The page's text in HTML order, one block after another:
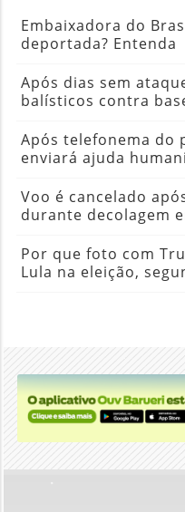
Embaixadora do
deportada? Entenda
Após dias sem
balísticos contra
Após telefonema do
enviará ajuda
Voo é cancelado
durante decolagem
Por que foto com
Lula na eleição,